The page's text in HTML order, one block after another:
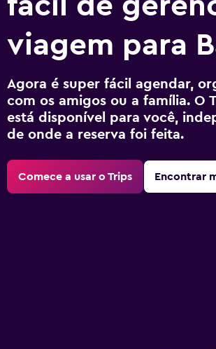
viagem para
Agora é super fácil agendar,
com os amigos ou a família. O
está disponível para você,
de onde a reserva foi feita.
Comece a usar o Trips Encontrar